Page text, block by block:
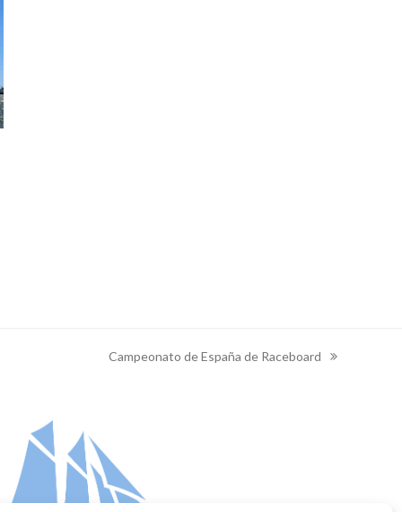
next
Campeonato de España de Raceboard